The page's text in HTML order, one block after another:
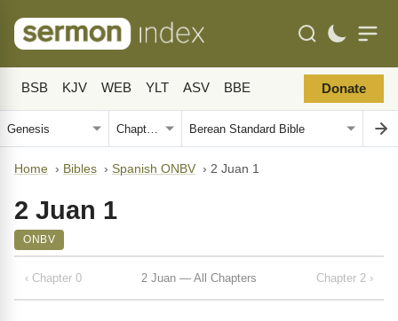
BSB KJV WEB YLT ASV BBE Donate
Home › Bibles › Spanish ONBV › 2 Juan 1
2 Juan 1
ONBV
‹ Chapter 0 2 Juan — All Chapters Chapter 2 ›